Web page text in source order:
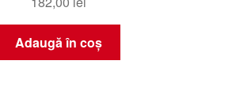
Adaugă în coș